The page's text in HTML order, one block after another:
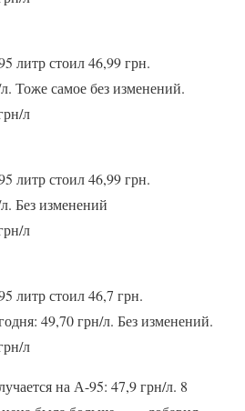
литр стоил 46,99 грн.
Тоже самое без изменений.
л
литр стоил 46,99 грн.
Без изменений
л
литр стоил 46,7 грн.
49,70 грн/л. Без изменений.
л
на А-95: 47,9 грн/л. 8